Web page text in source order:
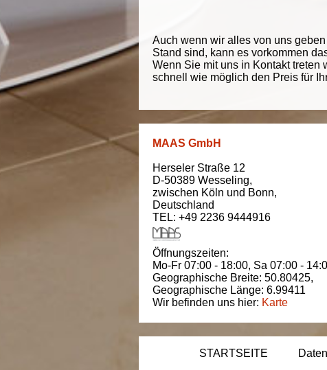
Auch wenn wir alles von uns
Stand sind, kann es vorkommen
Wenn Sie mit uns in Kontakt treten
schnell wie möglich den Preis für
MAAS GmbH
Herseler Straße 12
D-50389 Wesseling,
zwischen Köln und Bonn,
Deutschland
TEL: +49 2236 9444916
Öffnungszeiten:
Mo-Fr 07:00 - 18:00, Sa 07:00 -
Geographische Breite: 50.80425,
Geographische Länge: 6.99411
Wir befinden uns hier: Karte
STARTSEITE